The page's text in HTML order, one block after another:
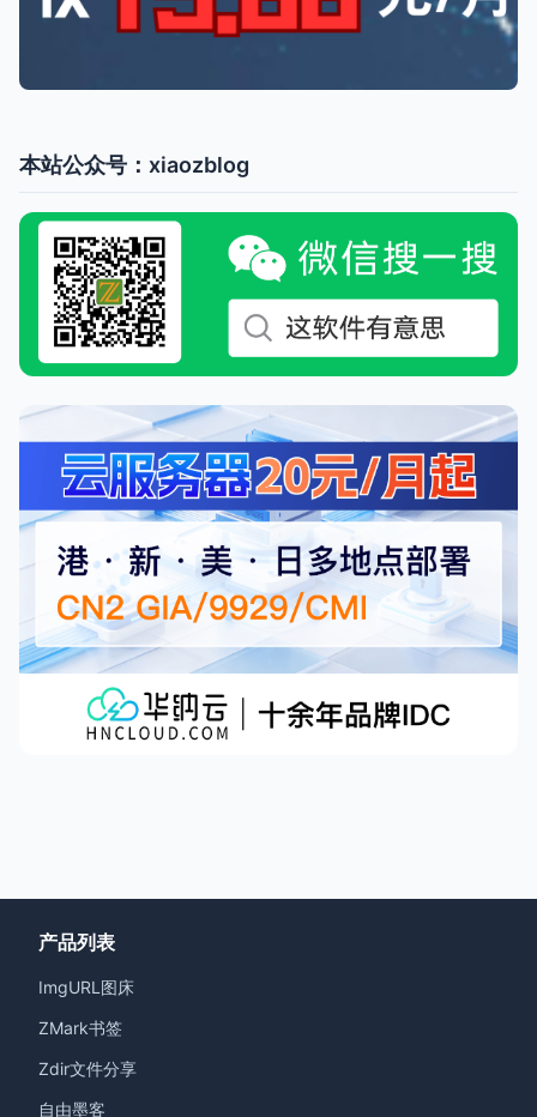
本站公众号：xiaozblog
产品列表
ImgURL图床
ZMark书签
Zdir文件分享
自由墨客